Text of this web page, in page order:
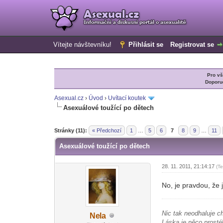
Vítejte návštevníku! Přihlásit se Registrovat se
Pro
Asexual.cz › Úvod › Uvítací koutek
Asexuálové toužící po dětech
Stránky (11): « Předchozí 1 5 6 7 8 9 11
2 Hlas(ů) - 5 Průměr
1
2
3
4
5
Asexuálové toužící po dětech
Nela
28. 11. 2011, 21:14:17
No, je pravdou, že
Nic tak neodhaluje